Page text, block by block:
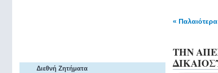
Διεθνή Ζητήματα
«
ΤΗΝ